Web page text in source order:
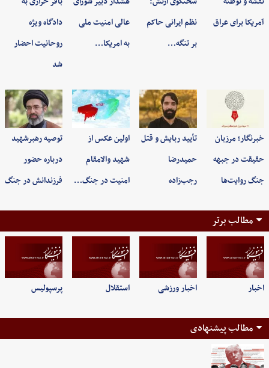
آمریکا برای عراق
نظم ایرانی حاکم
بر تنگه…
عالی امنیت ملی
به امریکا…
دادگاه ویژه
روحانیت احضار
شد
خبرنگار؛ مرزبان
حقیقت در جبهه
جنگ روایت‌ها
تأیید ربایش و قتل
حمیدرضا
رجب‌زاده
اولین عکس از
شهید والامقام
امنیت در جنگ…
توصیه رهبرشهید
درباره حضور
فرزندانش در جنگ
مطالب برتر
اخبار اخبار ورزشی استقلال پرسپولیس
مطالب پیشنهادی